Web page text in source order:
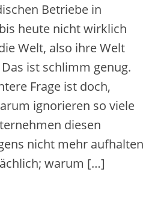
Betriebe in
heute nicht wirklich
Welt, also ihre Welt
ist schlimm genug.
Frage ist doch,
ignorieren so viele
diesen
nicht mehr aufhalten
warum […]